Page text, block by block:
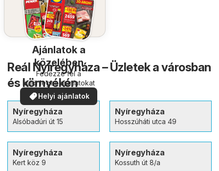
Ajánlatok a
közelében
Fedezze fel a
különleges ajánlatokat
Helyi ajánlatok
Reál Nyíregyháza – Üzletek a városban
és környékén
Nyíregyháza
Alsóbadúri út 15
Nyíregyháza
Hosszúháti utca 49
Nyíregyháza
Kert köz 9
Nyíregyháza
Kossuth út 8/a